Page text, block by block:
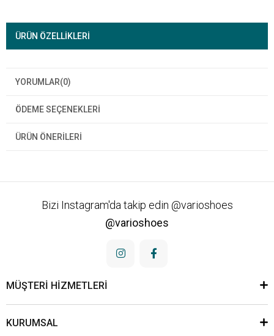
ÜRÜN ÖZELLIKLERI
YORUMLAR(0)
ÖDEME SEÇENEKLERI
ÜRÜN ÖNERILERI
Bizi Instagram'da takip edin @varioshoes
@varioshoes
MÜŞTERİ HİZMETLERİ
KURUMSAL